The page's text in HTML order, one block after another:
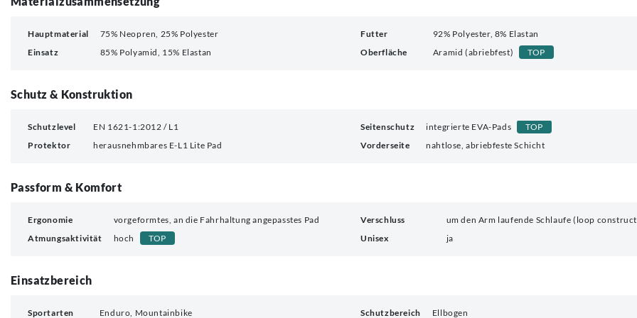
Hauptmaterial
75% Neopren, 25% Polyester
Einsatz
85% Polyamid, 15% Elastan
Futter
92% Polyester, 8% Elastan
Oberfläche
Aramid (abriebfest) TOP
Schutz & Konstruktion
Schutzlevel
EN 1621-1:2012 / L1
Protektor
herausnehmbares E-L1 Lite Pad
Seitenschutz integrierte EVA-Pads
TOP
Vorderseite
nahtlose, abriebfeste Schicht
Passform & Komfort
Ergonomie
vorgeformtes, an die Fahrhaltung angepasstes Pad
Atmungsaktivität
hoch TOP
Verschluss
um den Arm laufende Schlaufe (loop
Unisex
ja
Einsatzbereich
Sportarten Enduro, Mountainbike Schutzbereich Ellbogen